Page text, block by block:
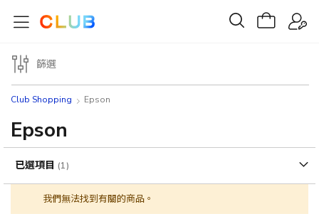
Club Shopping Epson
Epson
我們無法找到有關的商品。
篩選
已選項目